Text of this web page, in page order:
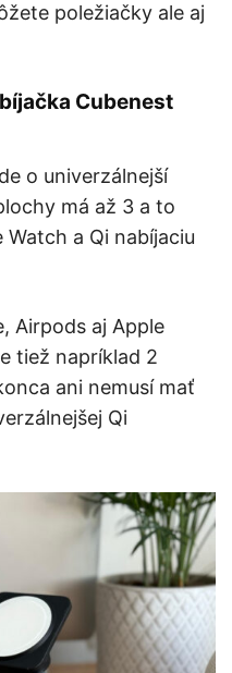
poležiačky ale aj
Cubenest
o univerzálnejší
má až 3 a to
a Qi nabíjaciu
Airpods aj Apple
tiež napríklad 2
ani nemusí mať
Qi